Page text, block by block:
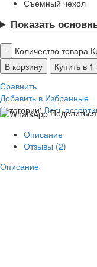
Съемный чехол
Показать
Количество товара
В корзину
Купить в 1
Сравнить
Добавить в Избранные
Категории:Весь
Поделиться
Описание
Отзывы (2)
Описание